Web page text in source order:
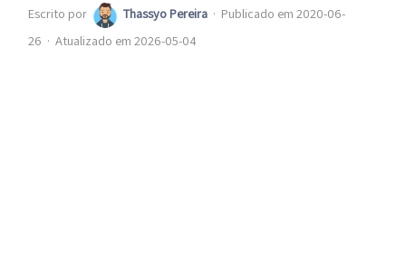
Escrito por Thassyo Pereira · Publicado em 2020-06-
26 · Atualizado em 2026-05-04